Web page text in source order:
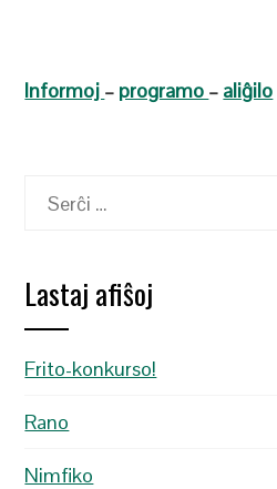
Informoj – programo – aliĝilo
Serĉu:
Lastaj afiŝoj
Frito-konkurso!
Rano
Nimfiko